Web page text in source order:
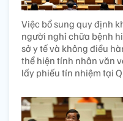
Việc bổ sung quy định
người nghỉ chữa bệnh
sở y tế và không điều
thể hiện tính nhân văn
lấy phiếu tín nhiệm tại